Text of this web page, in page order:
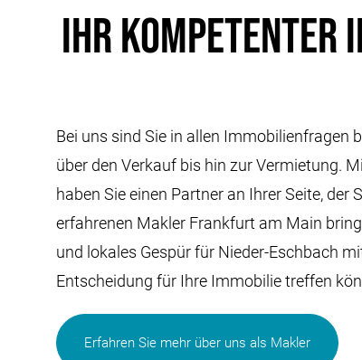
IHR KOMPETENTER
Bei uns sind Sie in allen Immobilienfragen
über den Verkauf bis hin zur Vermietung.
haben Sie einen Partner an Ihrer Seite, der
erfahrenen Makler Frankfurt am Main
und lokales Gespür für Nieder-Eschbach
Entscheidung für Ihre Immobilie treffen
Erfahren Sie mehr über uns als Makler